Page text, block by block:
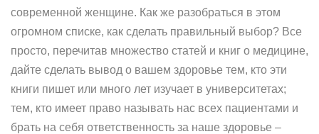
современной женщине. Как же разобраться в этом
огромном списке, как сделать правильный выбор? Все
просто, перечитав множество статей и книг о медицине,
дайте сделать вывод о вашем здоровье тем, кто эти
книги пишет или много лет изучает в университетах;
тем, кто имеет право называть нас всех пациентами и
брать на себя ответственность за наше здоровье –